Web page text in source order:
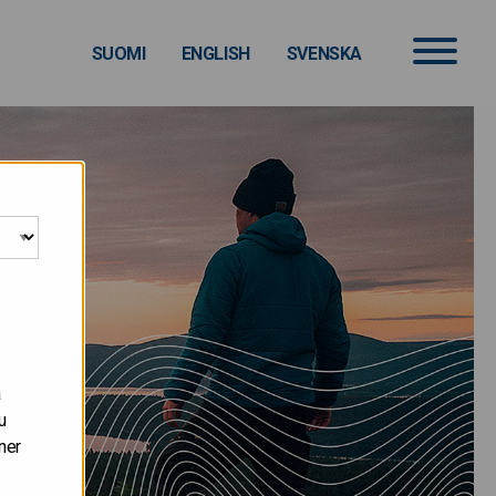
SUOMI ENGLISH SVENSKA